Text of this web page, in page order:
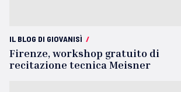
IL BLOG DI GIOVANISÌ /
Firenze, workshop gratuito di
recitazione tecnica Meisner